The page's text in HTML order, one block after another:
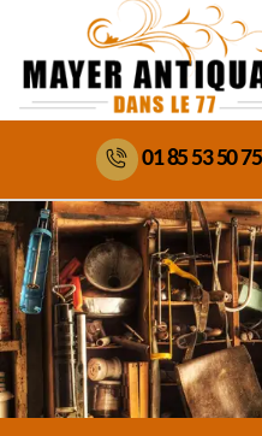
01 85 53 50 75